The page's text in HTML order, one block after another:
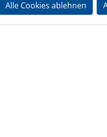
Alle Cookies ablehnen